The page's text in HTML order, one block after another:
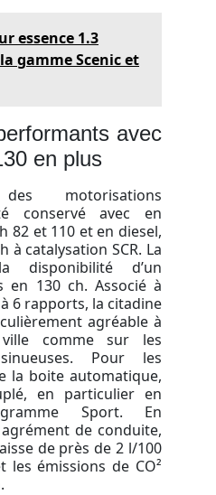
essence 1.3
gamme Scenic et
avec
en plus
motorisations
conservé avec en
82 et 110 et en diesel,
à catalysation SCR. La
disponibilité d’un
en 130 ch. Associé à
6 rapports, la citadine
agréable à
comme sur les
Pour les
la boite automatique,
en particulier en
Sport. En
de conduite,
de près de 2 l/100
émissions de CO²